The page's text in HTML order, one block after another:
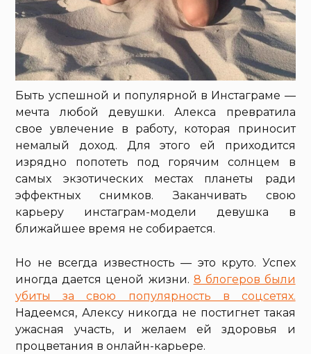
Быть успешной и популярной в Инстаграме —
мечта любой девушки. Алекса превратила
свое увлечение в работу, которая приносит
немалый доход. Для этого ей приходится
изрядно попотеть под горячим солнцем в
самых экзотических местах планеты ради
эффектных снимков. Заканчивать свою
карьеру инстаграм-модели девушка в
ближайшее время не собирается.
Но не всегда известность — это круто. Успех
иногда дается ценой жизни. 8 блогеров были
убиты за свою популярность в соцсетях.
Надеемся, Алексу никогда не постигнет такая
ужасная участь, и желаем ей здоровья и
процветания в онлайн-карьере.